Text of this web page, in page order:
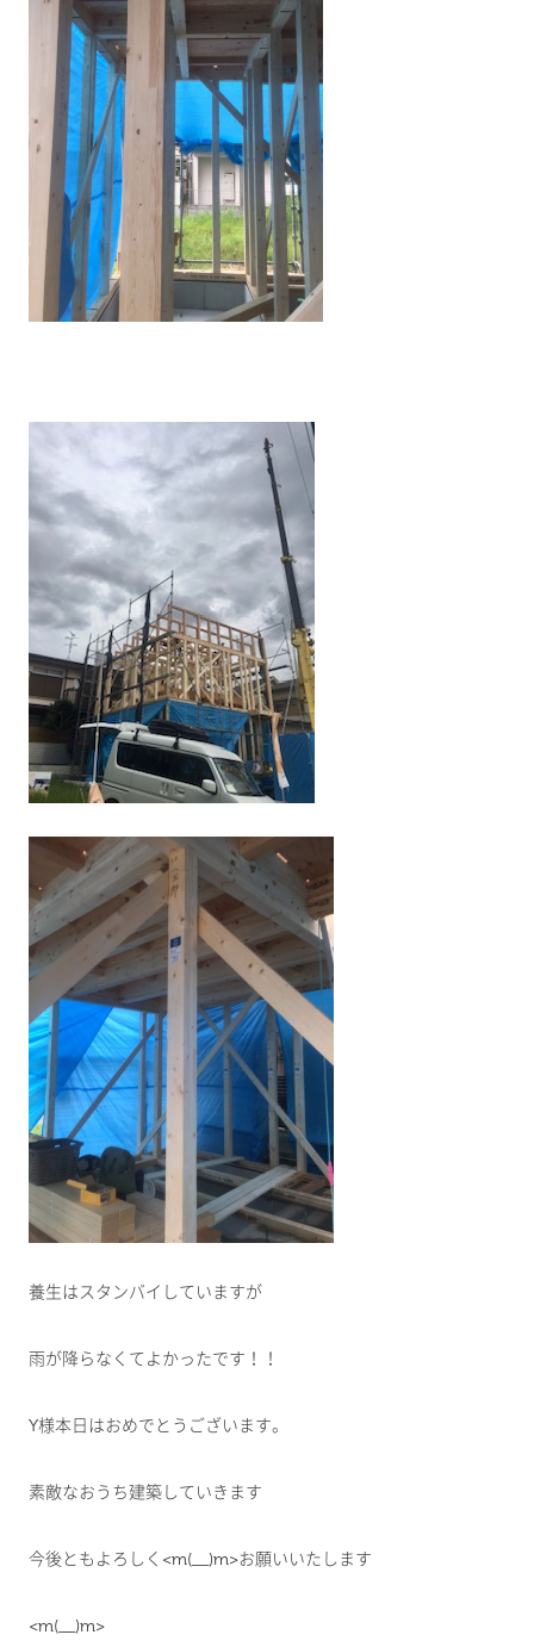
養生はスタンバイしていますが
雨が降らなくてよかったです！！
Y様本日はおめでとうございます。
素敵なおうち建築していきます
今後ともよろしく<m(__)m>お願いいたします
<m(__)m>